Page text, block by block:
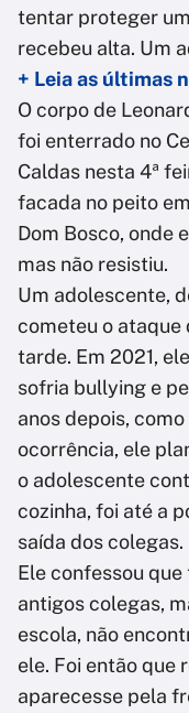
tentar proteger
recebeu alta. Um
+ Leia as últimas
O corpo de
foi enterrado no
Caldas nesta 4ª
facada no peito
Dom Bosco, onde
mas não resistiu.
Um adolescente,
cometeu o ataque
tarde. Em 2021,
sofria bullying e
anos depois,
ocorrência, ele
o adolescente
cozinha, foi até a
saída dos colegas.
Ele confessou
antigos colegas,
escola, não
ele. Foi então que
aparecesse pela